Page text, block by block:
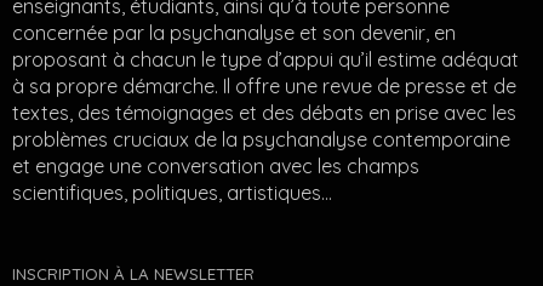
enseignants, étudiants, ainsi qu’à toute personne
concernée par la psychanalyse et son devenir, en
proposant à chacun le type d’appui qu’il estime adéquat
à sa propre démarche. Il offre une revue de presse et de
textes, des témoignages et des débats en prise avec les
problèmes cruciaux de la psychanalyse contemporaine
et engage une conversation avec les champs
scientifiques, politiques, artistiques…
INSCRIPTION À LA NEWSLETTER